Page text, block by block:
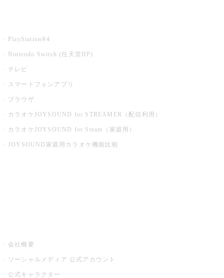
PlayStation®4
Nintendo Switch (任天堂HP)
テレビ
スマートフォンアプリ
ブラウザ
カラオケJOYSOUND for STREAMER（配信利用）
カラオケJOYSOUND for Steam（家庭用）
JOYSOUND家庭用カラオケ機能比較
会社概要
ソーシャルメディア 公式アカウント
公式キャラクター